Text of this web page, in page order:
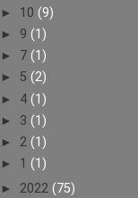
► 10 (9)
► 9 (1)
► 7 (1)
► 5 (2)
► 4 (1)
► 3 (1)
► 2 (1)
► 1 (1)
► 2022 (75)